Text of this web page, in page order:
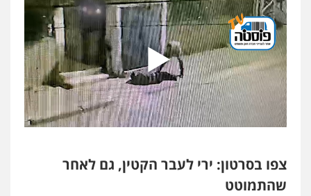
0547556464
עו"ד אילן אלימלך
פלילי פשיעה חמורה תעבורה אסירים
0522992110
0509230800
צפו בסרטון: ירי לעבר הקטין, גם לאחר
שהתמוטט